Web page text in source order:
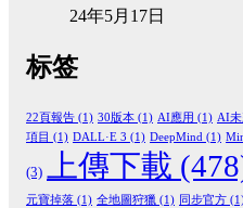
24年5月17日
标签
22頁報告 (1) 30版本 (1) AI應用 (1) AI未
項目 (1) DALL·E 3 (1) DeepMind (1)
(3) 上傳下載
元寶掉落 (1) 全地圖狩獵 (1) 同步官方